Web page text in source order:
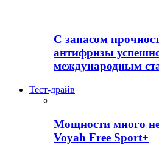
С запасом
антифризы
международным
Тест-драйв
Мощности много
Voyah Free Sport+